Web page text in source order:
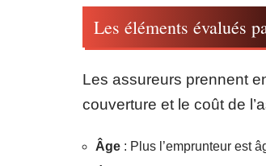
Les éléments évalués
Les assureurs prennent
couverture et le coût de
Âge : Plus l’emprunteur est